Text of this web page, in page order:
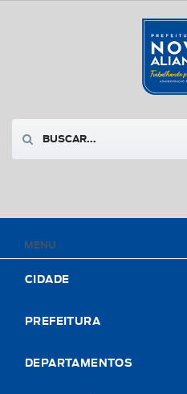
MENU
CIDADE
PREFEITURA
DEPARTAMENTOS